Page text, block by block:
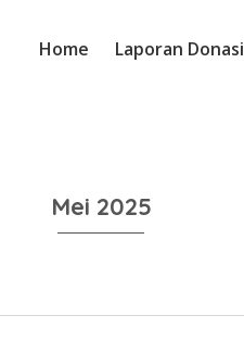
Home Laporan Donasi
Mei 2025